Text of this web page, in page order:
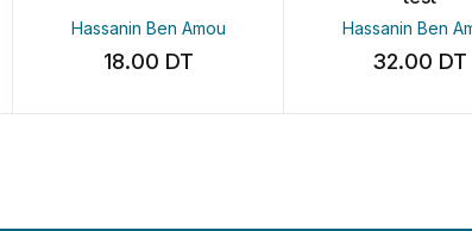
Hassanin Ben Amou
18.00DT
Hassanin Ben Amou
32.00DT